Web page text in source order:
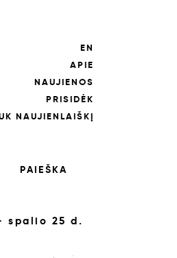
EN
APIE
NAUJIENOS
PRISIDĖK
NAUJIENLAIŠKĮ
PAIEŠKA
spalio 25 d.